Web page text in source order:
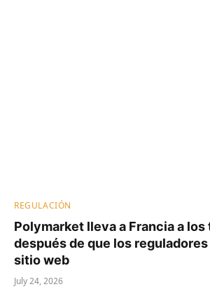
REGULACIÓN
Polymarket lleva a Francia a
después de que los
sitio web
July 24, 2026